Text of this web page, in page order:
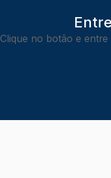
Clique no botão e